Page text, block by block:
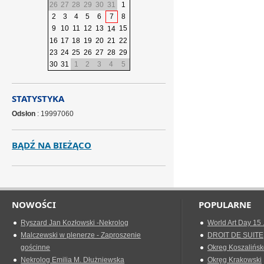
26 27 28 29 30 31
1
2
3 4 5 6 7
8
9
10 11 12 13 14 15
16 17 18 19 20 21 22
23 24 25 26 27 28 29
30 31 1 2 3 4 5
STATYSTYKA
Odsłon : 19997060
BĄDŹ NA BIEŻĄCO
NOWOŚCI
Ryszard Jan Kozłowski -Nekrolog
Malczewski w plenerze - Zaproszenie
gościnne
Nekrolog Emilia M. Dłużniewska
POPULARNE
World Art Day 15
DROIT DE SUITE
Okreg
Okręg Krakowski